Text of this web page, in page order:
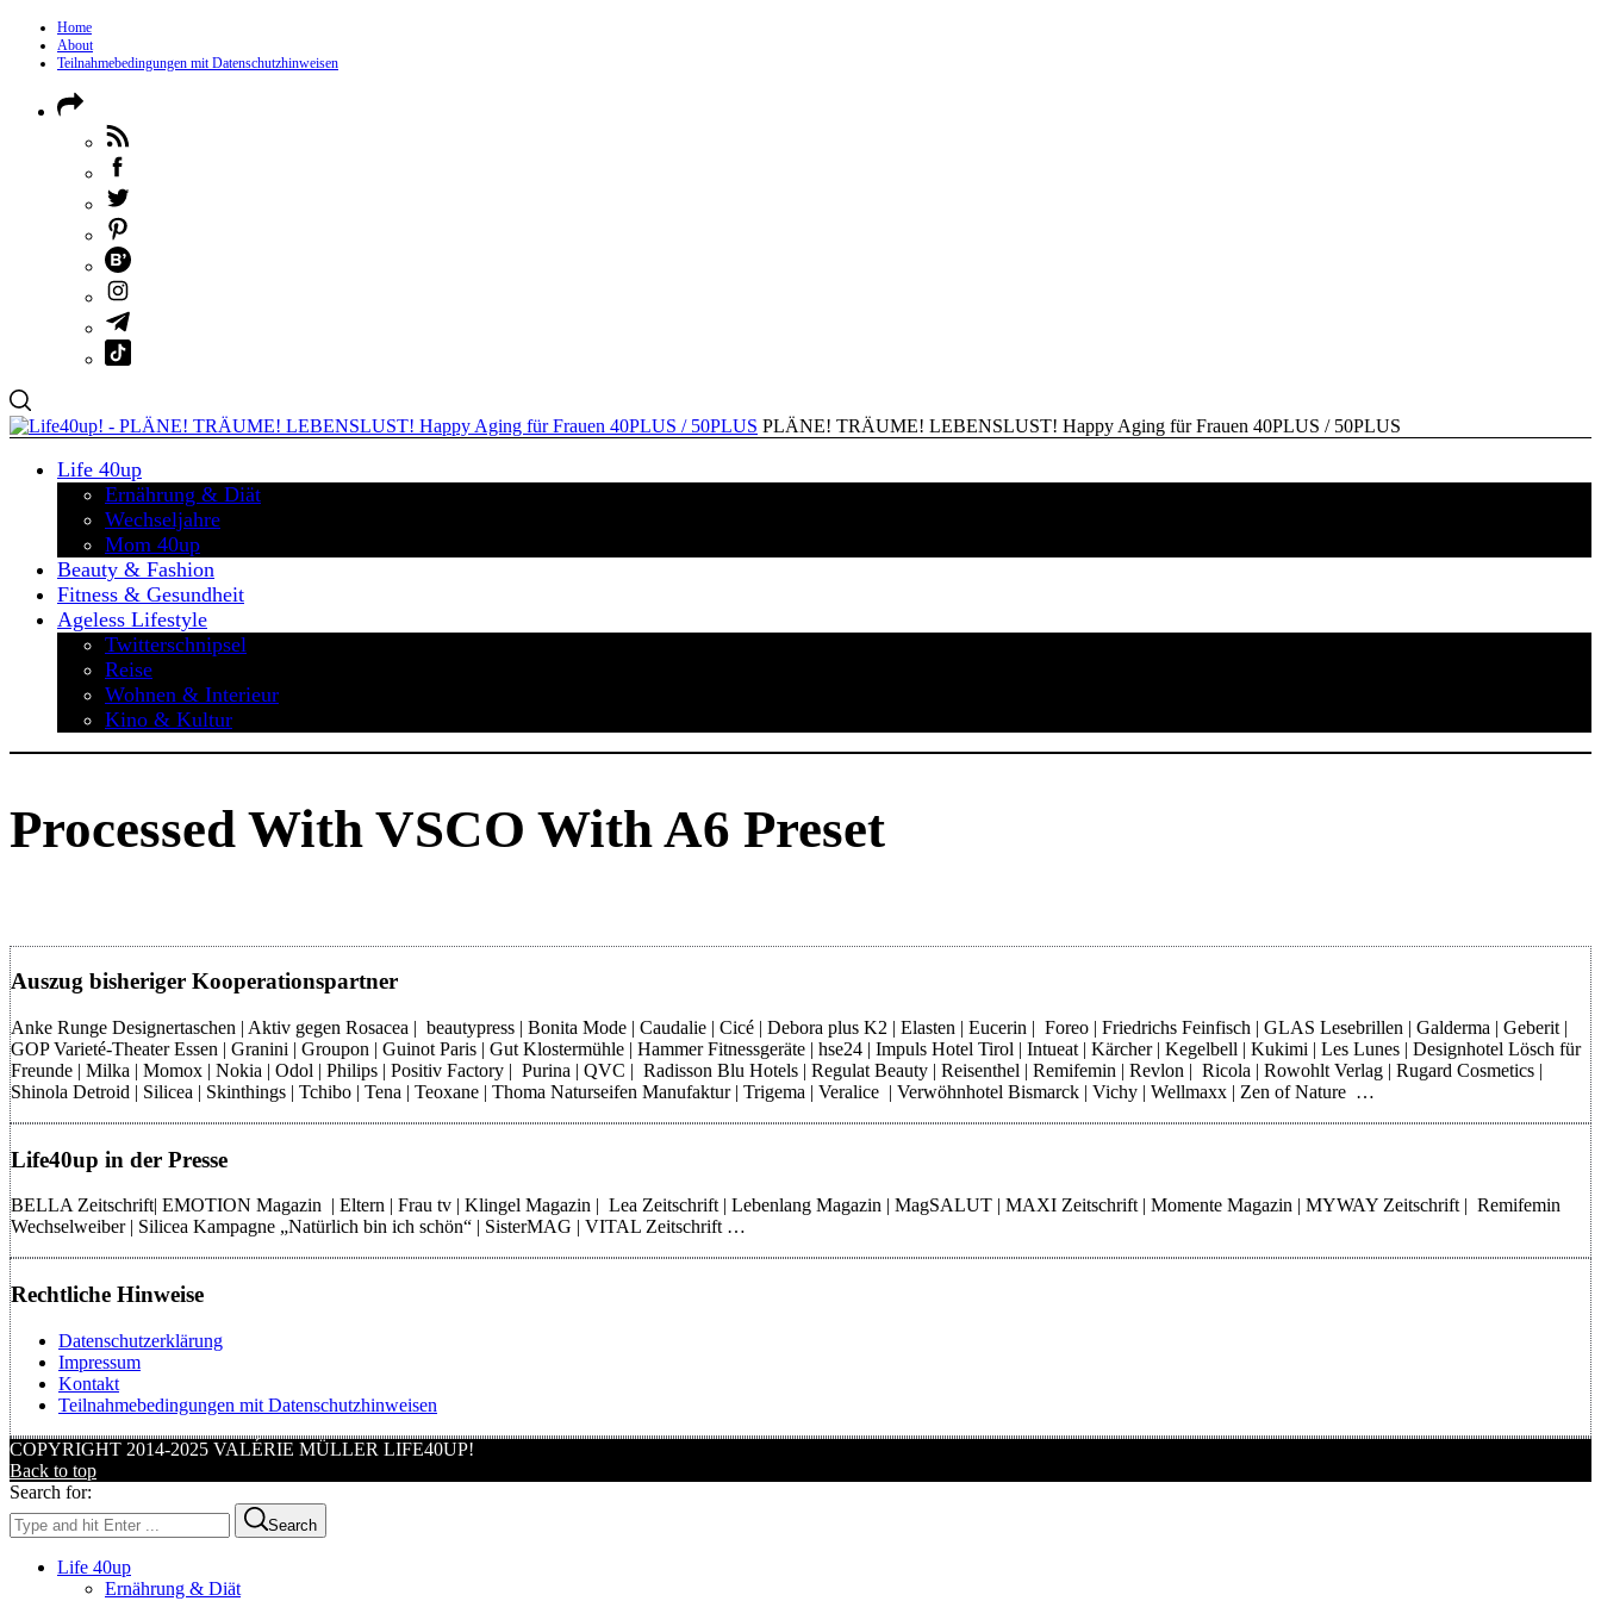
Home
About
Teilnahmebedingungen mit Datenschutzhinweisen
PLÄNE! TRÄUME! LEBENSLUST! Happy Aging für Frauen 40PLUS / 50PLUS
Life 40up
Ernährung & Diät
Wechseljahre
Mom 40up
Beauty & Fashion
Fitness & Gesundheit
Ageless Lifestyle
Twitterschnipsel
Reise
Wohnen & Interieur
Kino & Kultur
Processed With VSCO With A6 Preset
Auszug bisheriger Kooperationspartner
Anke Runge Designertaschen | Aktiv gegen Rosacea | beautypress | Bonita Mode | Caudalie | Cicé | Debora plus K2 | Elasten | Eucerin | Foreo | Friedrichs Feinfisch | GLAS Lesebrillen | Galderma | Geberit |
GOP Varieté-Theater Essen | Granini | Groupon | Guinot Paris | Gut Klostermühle | Hammer Fitnessgeräte | hse24 | Impuls Hotel Tirol | Intueat | Kärcher | Kegelbell | Kukimi | Les Lunes | Designhotel Lösch für
Freunde | Milka | Momox | Nokia | Odol | Philips | Positiv Factory | Purina | QVC | Radisson Blu Hotels | Regulat Beauty | Reisenthel | Remifemin | Revlon | Ricola | Rowohlt Verlag | Rugard Cosmetics |
Shinola Detroid | Silicea | Skinthings | Tchibo | Tena | Teoxane | Thoma Naturseifen Manufaktur | Trigema | Veralice | Verwöhnhotel Bismarck | Vichy | Wellmaxx | Zen of Nature …
Life40up in der Presse
BELLA Zeitschrift| EMOTION Magazin | Eltern | Frau tv | Klingel Magazin | Lea Zeitschrift | Lebenlang Magazin | MagSALUT | MAXI Zeitschrift | Momente Magazin | MYWAY Zeitschrift | Remifemin
Wechselweiber | Silicea Kampagne „Natürlich bin ich schön“ | SisterMAG | VITAL Zeitschrift …
Rechtliche Hinweise
Datenschutzerklärung
Impressum
Kontakt
Teilnahmebedingungen mit Datenschutzhinweisen
COPYRIGHT 2014-2025 VALÉRIE MÜLLER LIFE40UP!
Back to top
Search for:
Search
Life 40up
Ernährung & Diät